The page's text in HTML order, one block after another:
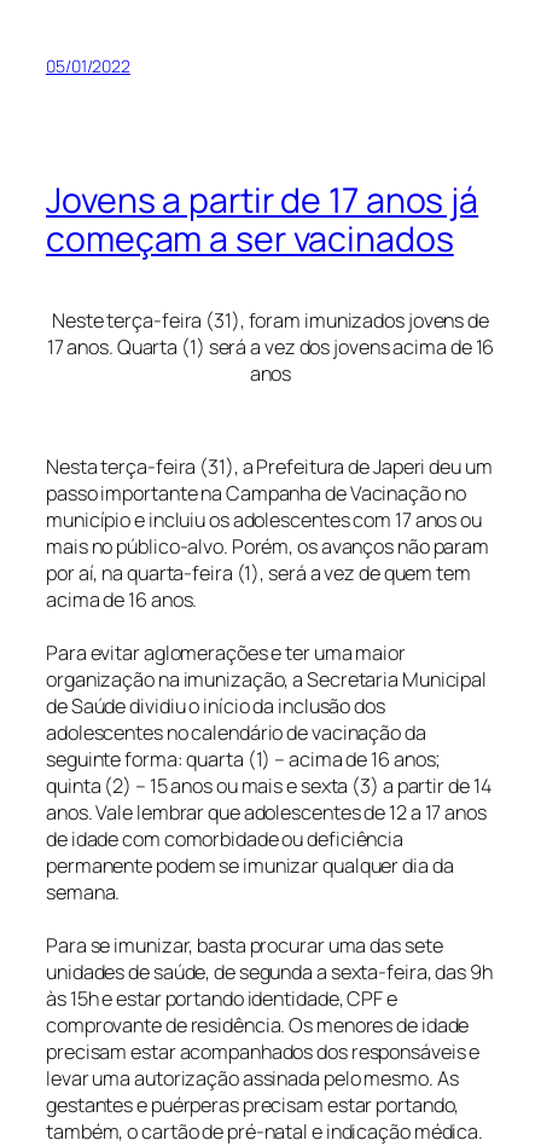
05/01/2022
Jovens a partir de 17 anos já
começam a ser vacinados
Neste terça-feira (31), foram imunizados jovens de
17 anos. Quarta (1) será a vez dos jovens acima de 16
anos
Nesta terça-feira (31), a Prefeitura de Japeri deu um
passo importante na Campanha de Vacinação no
município e incluiu os adolescentes com 17 anos ou
mais no público-alvo. Porém, os avanços não param
por aí, na quarta-feira (1), será a vez de quem tem
acima de 16 anos.
Para evitar aglomerações e ter uma maior
organização na imunização, a Secretaria Municipal
de Saúde dividiu o início da inclusão dos
adolescentes no calendário de vacinação da
seguinte forma: quarta (1) – acima de 16 anos;
quinta (2) – 15 anos ou mais e sexta (3) a partir de 14
anos. Vale lembrar que adolescentes de 12 a 17 anos
de idade com comorbidade ou deficiência
permanente podem se imunizar qualquer dia da
semana.
Para se imunizar, basta procurar uma das sete
unidades de saúde, de segunda a sexta-feira, das 9h
às 15h e estar portando identidade, CPF e
comprovante de residência. Os menores de idade
precisam estar acompanhados dos responsáveis e
levar uma autorização assinada pelo mesmo. As
gestantes e puérperas precisam estar portando,
também, o cartão de pré-natal e indicação médica.